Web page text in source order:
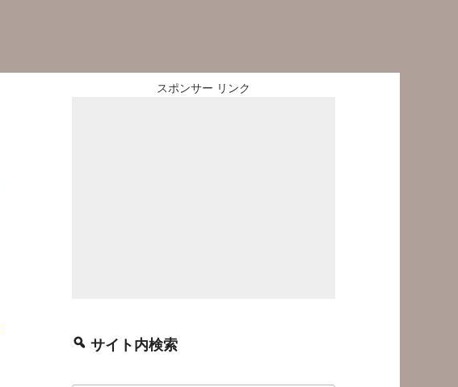
スポンサー リンク
サイト内検索